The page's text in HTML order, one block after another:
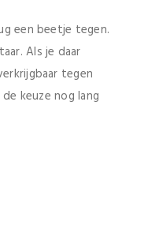
een beetje tegen.
Als je daar
tegen
keuze nog lang